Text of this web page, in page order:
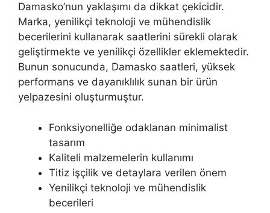
Damasko’nun yaklaşımı da dikkat çekicidir.
Marka, yenilikçi teknoloji ve mühendislik
becerilerini kullanarak saatlerini sürekli olarak
geliştirmekte ve yenilikçi özellikler eklemektedir.
Bunun sonucunda, Damasko saatleri, yüksek
performans ve dayanıklılık sunan bir ürün
yelpazesini oluşturmuştur.
Fonksiyonelliğe odaklanan minimalist
tasarım
Kaliteli malzemelerin kullanımı
Titiz işçilik ve detaylara verilen önem
Yenilikçi teknoloji ve mühendislik
becerileri